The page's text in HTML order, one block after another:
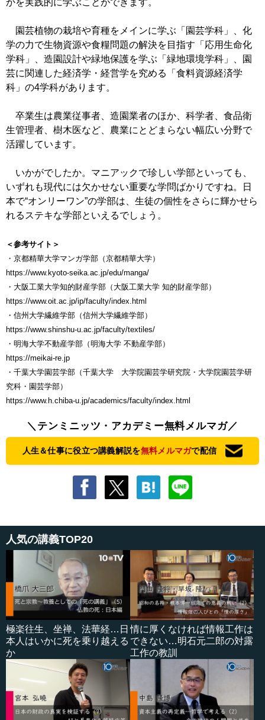
かを実践的に学ぶことができます。
園芸植物の栽培や育種をメインに学ぶ「園芸学科」、化
学の力で生物資源や食糧問題の解決を目指す「応用生命化
学科」、造園設計や緑地保護を学ぶ「緑地環境学科」、園
芸に関連した経済学・経営学を究める「食料資源経済学
科」の4学科があります。
卒業生は農業従事者、造園業者のほか、科学者、食品衛
生管理者、樹木医など、農業にとどまらない幅広い分野で
活躍しています。
いかがでしたか。マニアックで珍しい学部といっても、
いずれも現代には欠かせない重要な学問ばかりですね。日
本で“オンリーワン”の学部は、生徒の個性をさらに輝かせら
れるステキな学部といえるでしょう。
＜参考サイト＞
・京都精華大学マンガ学部（京都精華大学）
https://www.kyoto-seika.ac.jp/edu/manga/
・大阪工業大学知的財産学部（大阪工業大学 知的財産学部）
https://www.oit.ac.jp/ip/faculty/index.html
・信州大学繊維学部（信州大学繊維学部）
https://www.shinshu-u.ac.jp/faculty/textiles/
・明海大学不動産学部（明海大学 不動産学部）
https://meikai-re.jp
・千葉大学園芸学部（千葉大学 大学院園芸学研究院・大学院園芸学研
究科・園芸学部）
https://www.h.chiba-u.jp/academics/faculty/index.html
＼テンミニッツ・アカデミー無料メルマガ／
人生＆仕事に役立つ講義解説を無料メルマガで配信
人気の講義TOP20
極楽往生、坐禅、法華経…日
本人はいかに死を乗り越える
か
情に厚くなければ情報工作は
できない…明石元二郎の対露
工作の教訓